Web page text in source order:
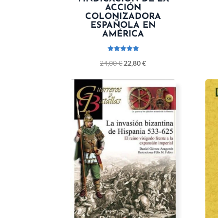
ACCIÓN
COLONIZADORA
ESPAÑOLA EN
AMÉRICA
con
24,00€ 22,80€